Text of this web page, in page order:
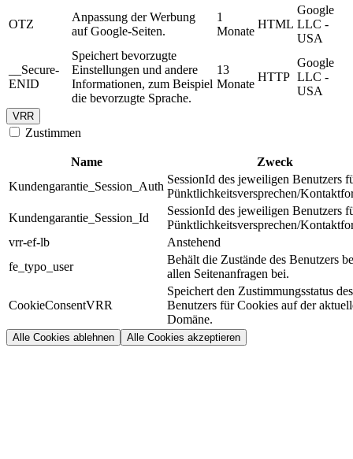
OTZ
Anpassung der Werbung
auf Google-Seiten.
1
Monate
HTML
Google
LLC -
USA
__Secure-
ENID
Speichert bevorzugte
Einstellungen und andere
Informationen, zum Beispiel
die bevorzugte Sprache.
13
Monate
HTTP
Google
LLC -
USA
VRR
Zustimmen
Name
Zweck
Kundengarantie_Session_Auth
SessionId des jeweiligen Benutzers
Pünktlichkeitsversprechen/
Kundengarantie_Session_Id
SessionId des jeweiligen Benutzers
Pünktlichkeitsversprechen/
vrr-ef-lb
Anstehend
fe_typo_user
Behält die Zustände des Benutzers
allen Seitenanfragen bei.
CookieConsentVRR
Speichert den Zustimmungsstatus des
Benutzers für Cookies auf der
Domäne.
Alle Cookies ablehnen Alle Cookies akzeptieren